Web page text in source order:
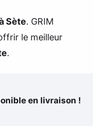
Sète. GRIM
le meilleur
.
en livraison !